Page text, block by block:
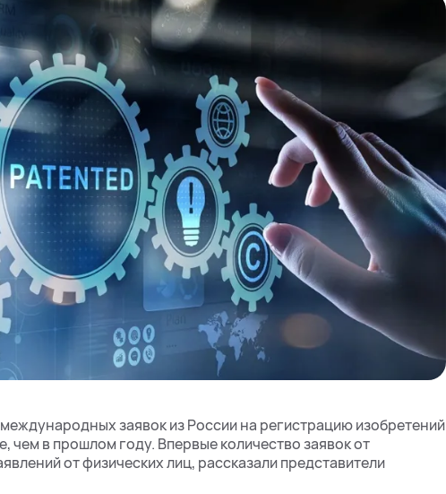
заявок из России на регистрацию изобретений
чем в прошлом году. Впервые количество заявок от
от физических лиц, рассказали представители